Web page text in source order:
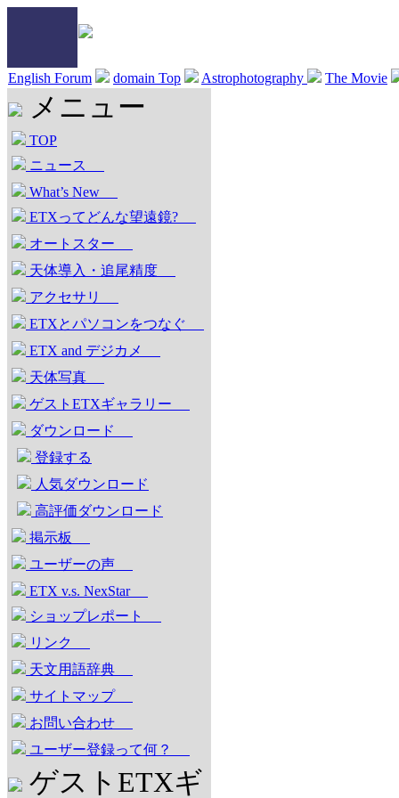
English Forum domain Top Astrophotography The Movie
メニュー
TOP
ニュース
What’s New
ETXってどんな望遠鏡?
オートスター
天体導入・追尾精度
アクセサリ
ETXとパソコンをつなぐ
ETX and デジカメ
天体写真
ゲストETXギャラリー
ダウンロード
登録する
人気ダウンロード
高評価ダウンロード
掲示板
ユーザーの声
ETX v.s. NexStar
ショップレポート
リンク
天文用語辞典
サイトマップ
お問い合わせ
ユーザー登録って何？
ゲストETXギ